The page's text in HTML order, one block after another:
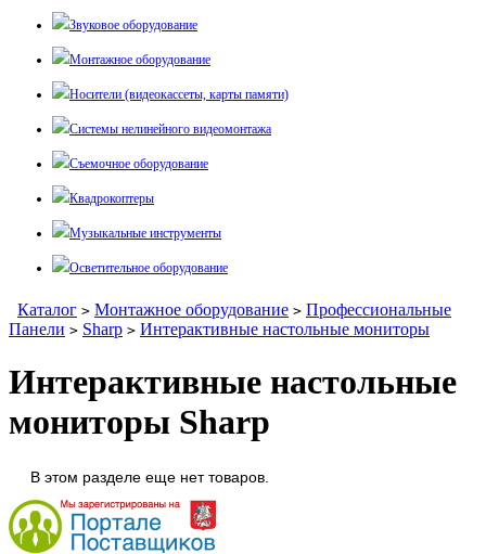
Звуковое оборудование
Монтажное оборудование
Носители (видеокассеты, карты памяти)
Системы нелинейного видеомонтажа
Съемочное оборудование
Квадрокоптеры
Музыкальные инструменты
Осветительное оборудование
Каталог > Монтажное оборудование > Профессиональные
Панели > Sharp > Интерактивные настольные мониторы
Интерактивные настольные
мониторы Sharp
В этом разделе еще нет товаров.